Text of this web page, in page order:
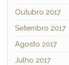
Outubro 2017
Setembro 2017
Agosto 2017
Julho 2017